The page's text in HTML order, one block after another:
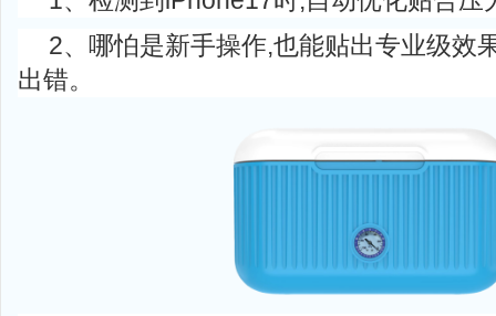
2、哪怕是新手操作,也能贴出专业级效
出错。